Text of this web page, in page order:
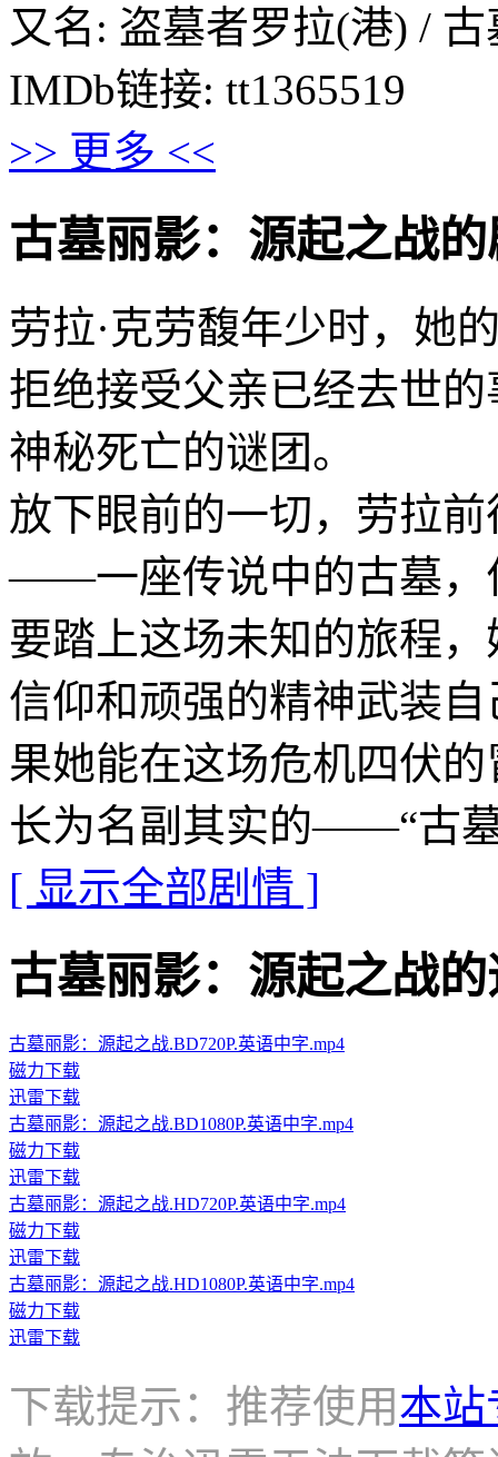
又名: 盗墓者罗拉(港) /
IMDb链接: tt1365519
>> 更多 <<
古墓丽影：源起之战的
劳拉·克劳馥年少时，她
拒绝接受父亲已经去世
神秘死亡的谜团。
放下眼前的一切，劳拉
——一座传说中的古墓，
要踏上这场未知的旅程
信仰和顽强的精神武装
果她能在这场危机四伏
长为名副其实的——“古
[ 显示全部剧情 ]
古墓丽影：源起之战的
古墓丽影：源起之战.BD720P.英语中字.mp4
磁力下载
迅雷下载
古墓丽影：源起之战.BD1080P.英语中字.mp4
磁力下载
迅雷下载
古墓丽影：源起之战.HD720P.英语中字.mp4
磁力下载
迅雷下载
古墓丽影：源起之战.HD1080P.英语中字.mp4
磁力下载
迅雷下载
下载提示：推荐使用本站